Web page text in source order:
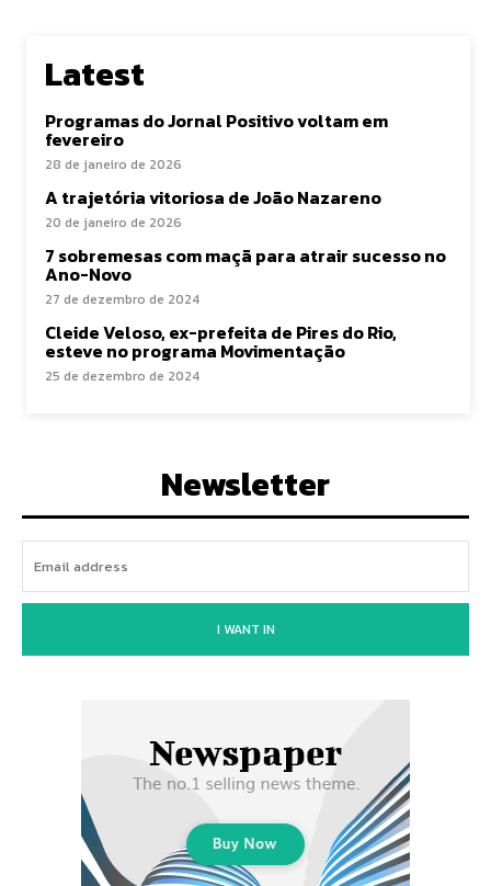
Latest
Programas do Jornal Positivo voltam em
fevereiro
28 de janeiro de 2026
A trajetória vitoriosa de João Nazareno
20 de janeiro de 2026
7 sobremesas com maçã para atrair sucesso no
Ano-Novo
27 de dezembro de 2024
Cleide Veloso, ex-prefeita de Pires do Rio,
esteve no programa Movimentação
25 de dezembro de 2024
Newsletter
I WANT IN